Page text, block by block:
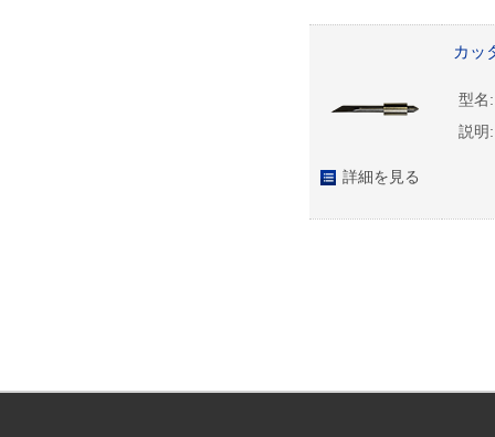
詳細を見る
カッ
型名:
説明: